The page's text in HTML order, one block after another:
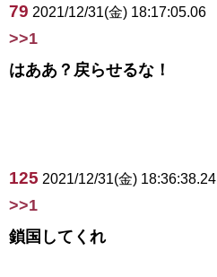
79 2021/12/31(金) 18:17:05.06
>>1
はああ？戻らせるな！
125 2021/12/31(金) 18:36:38.24
>>1
鎖国してくれ